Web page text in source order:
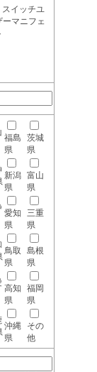
スイッチユ
ーマニフェ
福島
県
茨城
県
新潟
県
富山
県
愛知
県
三重
県
鳥取
県
島根
県
高知
県
福岡
県
沖縄
県
その
他